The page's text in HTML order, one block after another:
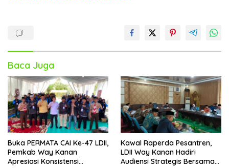
Baca Juga
Buka PERMATA CAI Ke-47 LDII,
Pemkab Way Kanan
Apresiasi Konsistensi
Kawal Raperda Pesantren,
LDII Way Kanan Hadiri
Audiensi Strategis Bersama